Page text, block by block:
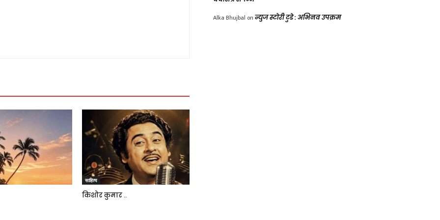
साहित्य
किशोर कुमार ..
Alka Bhujbal on न्युज स्टोरी टुडे : अभिनव उपक्रम